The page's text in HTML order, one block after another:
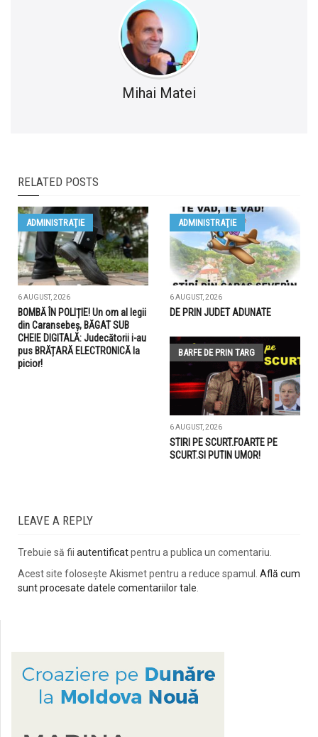
Mihai Matei
RELATED POSTS
ADMINISTRAŢIE
6 AUGUST, 2026
BOMBĂ ÎN POLIȚIE! Un om al legii
din Caransebeș, BĂGAT SUB
CHEIE DIGITALĂ: Judecătorii i-au
pus BRĂȚARĂ ELECTRONICĂ la
picior!
ADMINISTRAŢIE
6 AUGUST, 2026
DE PRIN JUDET ADUNATE
BARFE DE PRIN TARG
6 AUGUST, 2026
STIRI PE SCURT.FOARTE PE
SCURT.SI PUTIN UMOR!
LEAVE A REPLY
Trebuie să fii autentificatpentru a publica un comentariu.
Acest site folosește Akismet pentru a reduce spamul. Află cum
sunt procesate datele comentariilor tale